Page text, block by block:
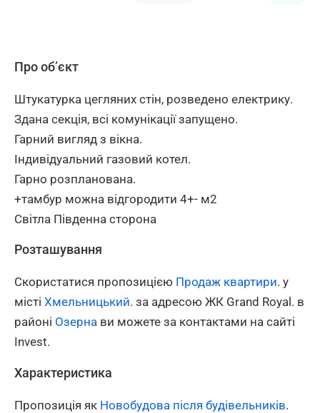
Про об’єкт
Штукатурка цегляних стін, розведено електрику.
Здана секція, всі комунікації запущено.
Гарний вигляд з вікна.
Індивідуальний газовий котел.
Гарно розпланована.
+тамбур можна відгородити 4+- м2
Світла Південна сторона
Розташування
Скористатися пропозицією Продаж квартири. у
місті Хмельницький. за адресою ЖК Grand Royal. в
районі Озерна ви можете за контактами на сайті
Invest.
Характеристика
Пропозиція як Новобудова після будівельників.